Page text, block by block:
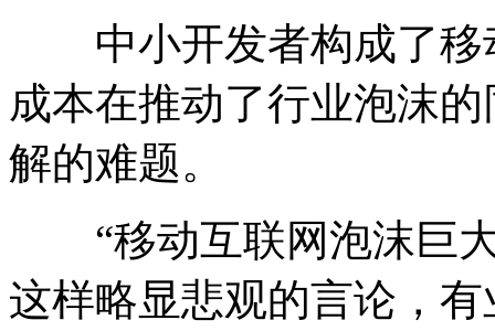
中小开发者构成了移
成本在推动了行业泡沫
解的难题。
“移动互联网泡沫巨大
这样略显悲观的言论，